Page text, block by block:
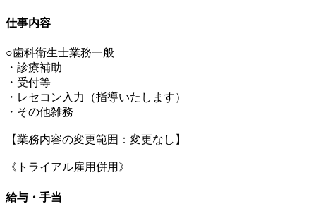
仕事内容
○歯科衛生士業務一般
・診療補助
・受付等
・レセコン入力（指導いたします）
・その他雑務
【業務内容の変更範囲：変更なし】
《トライアル雇用併用》
給与・手当